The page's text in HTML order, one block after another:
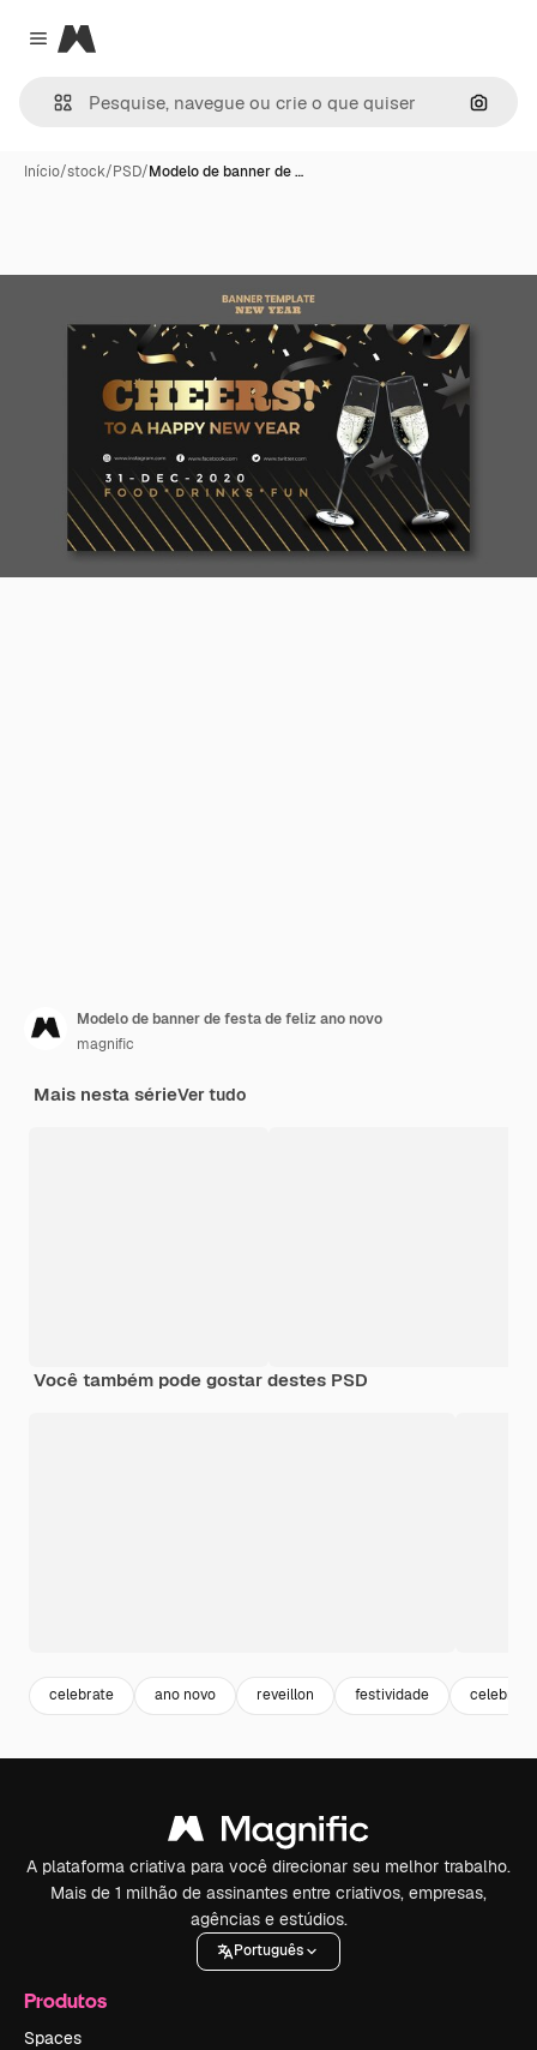
Close menu
Magnific
Início/stock/PSD/Modelo de banner de …
Modelo de banner de festa de feliz ano novo
magnific
Mais nesta sérieVer tudo
Você também pode gostar destes PSD
celebrate ano novo reveillon festividade
A plataforma criativa para você direcionar seu melhor trabalho.
Mais de 1 milhão de assinantes entre criativos, empresas,
agências e estúdios.
Português
Produtos
Spaces